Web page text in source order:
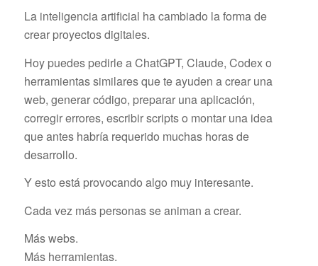
La inteligencia artificial ha cambiado la forma de
crear proyectos digitales.
Hoy puedes pedirle a ChatGPT, Claude, Codex o
herramientas similares que te ayuden a crear una
web, generar código, preparar una aplicación,
corregir errores, escribir scripts o montar una idea
que antes habría requerido muchas horas de
desarrollo.
Y esto está provocando algo muy interesante.
Cada vez más personas se animan a crear.
Más webs.
Más herramientas.